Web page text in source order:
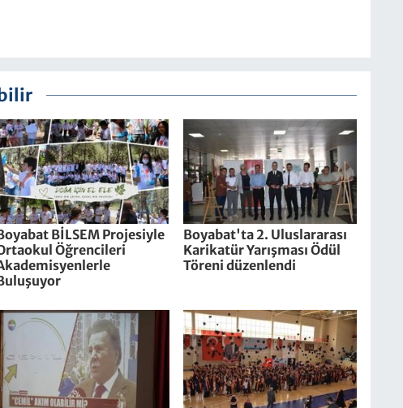
BİLSEM Projesiyle
Öğrencileri
Boyabat'ta 2. Uluslararası
Karikatür Yarışması Ödül
Töreni düzenlendi